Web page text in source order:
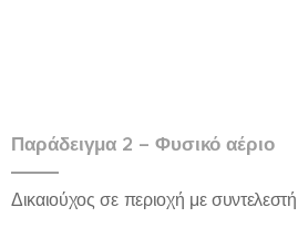
Παράδειγμα 2 – Φυσικό αέριο
Δικαιούχος σε περιοχή με